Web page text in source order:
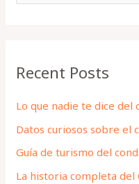
c
f
o
r
:
Recent Posts
Lo que nadie te dice del
Datos curiosos sobre el
Guía de turismo del
La historia completa del